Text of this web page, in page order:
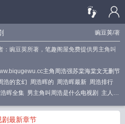
豌豆荚/著
：豌豆荚所著，笔趣阁屋免费提供男主角叫
主角周浩强苏棠海棠文无删节
浩的玄幻 周浩晖的 周浩晖最新 周浩排行
晖全集 男主角叫周浩是什么电视剧 主人公
主角周浩强苏棠海棠文无删节版
最新章节